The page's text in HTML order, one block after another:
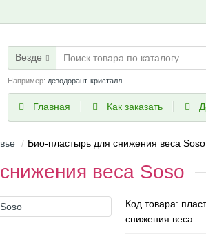
Везде
Например: дезодорант-кристалл
Главная Как заказать
Био-пластырь для снижения веса Soso
веса Soso
Код товара:
снижения веса